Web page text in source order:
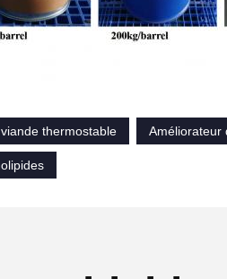
thermostable
Améliorateur